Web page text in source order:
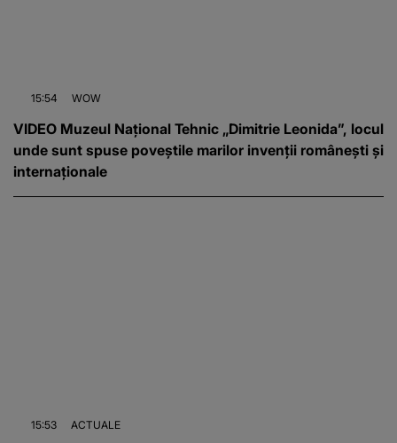
15:54 WOW
VIDEO Muzeul Național Tehnic „Dimitrie Leonida”, locul
unde sunt spuse poveștile marilor invenții românești și
internaționale
15:53 ACTUALE